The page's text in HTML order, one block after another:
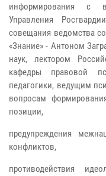
информирования с
Управления
совещания ведомства
«Знание» - Антоном
наук, лектором
кафедры правовой
педагогики, ведущим
вопросам
позиции,
предупреждения
конфликтов,
противодействия